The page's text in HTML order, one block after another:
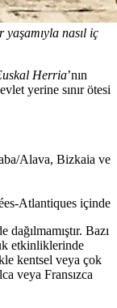
yaşamıyla nasıl iç
Herria’nın
yerine sınır ötesi
Alava, Bizkaia ve
Atlantiques içinde
Bazı
etkinliklerinde
kentsel veya çok
veya Fransızca